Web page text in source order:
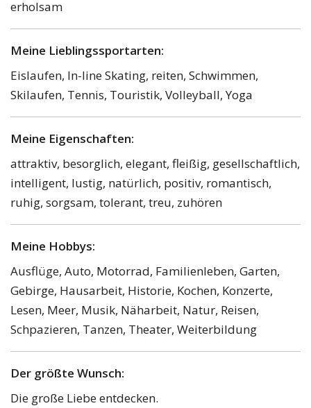
erholsam
Meine Lieblingssportarten:
Eislaufen, In-line Skating, reiten, Schwimmen,
Skilaufen, Tennis, Touristik, Volleyball, Yoga
Meine Eigenschaften:
attraktiv, besorglich, elegant, fleißig, gesellschaftlich,
intelligent, lustig, natürlich, positiv, romantisch,
ruhig, sorgsam, tolerant, treu, zuhören
Meine Hobbys:
Ausflüge, Auto, Motorrad, Familienleben, Garten,
Gebirge, Hausarbeit, Historie, Kochen, Konzerte,
Lesen, Meer, Musik, Näharbeit, Natur, Reisen,
Schpazieren, Tanzen, Theater, Weiterbildung
Der größte Wunsch:
Die große Liebe entdecken.